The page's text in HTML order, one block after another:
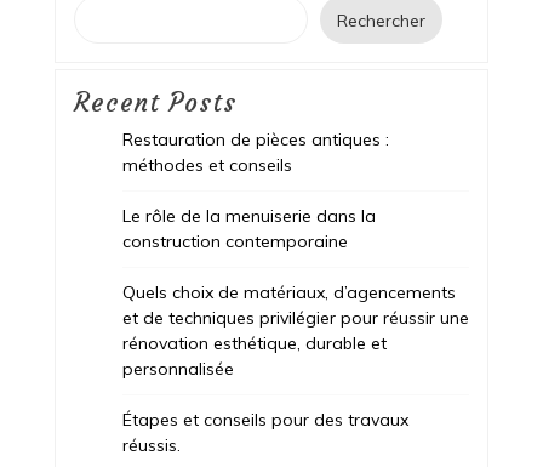
Rechercher
Recent Posts
Restauration de pièces antiques :
méthodes et conseils
Le rôle de la menuiserie dans la
construction contemporaine
Quels choix de matériaux, d’agencements
et de techniques privilégier pour réussir une
rénovation esthétique, durable et
personnalisée
Étapes et conseils pour des travaux
réussis.